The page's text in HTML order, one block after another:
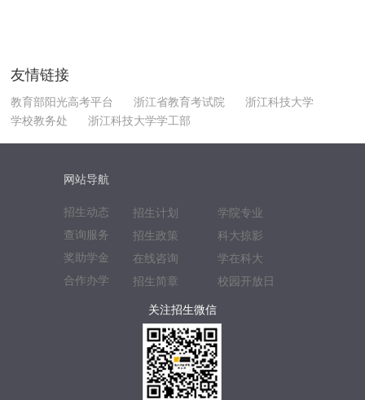
友情链接
教育部阳光高考平台 浙江省教育考试院
浙江科技大学
学校教务处
浙江科技大学学工部
网站导航
招生动态
查询服务
奖助学金
合作办学
招生计划
招生政策
在线咨询
招生简章
学院专业
科大掠影
学在科大
校园开放日
关注招生微信